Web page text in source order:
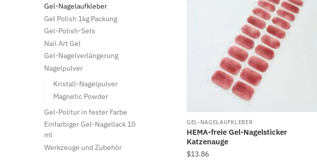
GEL-NAGELAUFKLEBER
HEMA-freie Gel-Nagelsticker
Katzenauge
$13.86
Gel-Nagelaufkleber
Gel Polish 1kg Packung
Gel-Polish-Sets
Nail Art Gel
Gel-Nagelverlängerung
Nagelpulver
Kristall-Nagelpulver
Magnetic Powder
Gel-Politur in fester Farbe
Einfarbiger Gel-Nagellack 10
ml
Werkzeuge und Zubehör